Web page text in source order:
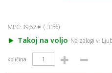
MPC:19,62 €(-31%)
Takoj na voljo Na zalogi v:
Količina: